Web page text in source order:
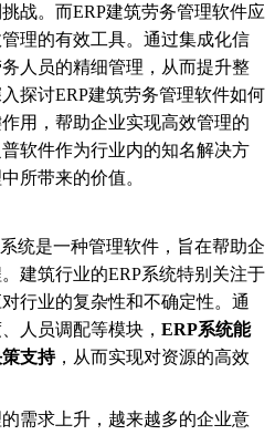
战。而ERP建筑劳务管理软件应
理的有效工具。通过集成化信
人员的精细管理，从而提升整
探讨ERP建筑劳务管理软件如何
用，帮助企业实现高效管理的
软件作为行业内的知名解决方
所带来的价值。
是一种管理软件，旨在帮助企
建筑行业的ERP系统特别关注于
行业的复杂性和不确定性。通
人员调配等模块， ERP系统能
支持，从而实现对资源的高效
求上升，越来越多的企业意